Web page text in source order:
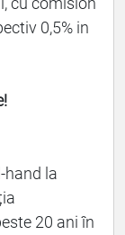
0,5% in
la
20 ani în